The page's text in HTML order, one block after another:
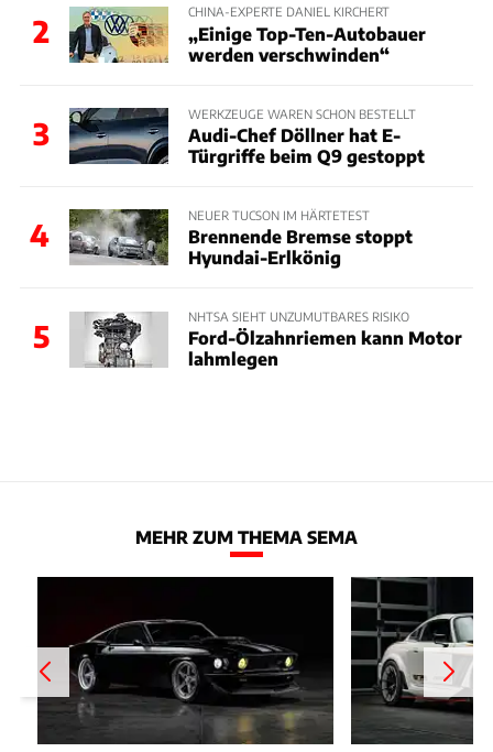
2
CHINA-EXPERTE DANIEL KIRCHERT
„Einige Top-Ten-Autobauer
werden verschwinden“
3
WERKZEUGE WAREN SCHON BESTELLT
Audi-Chef Döllner hat E-
Türgriffe beim Q9 gestoppt
4
NEUER TUCSON IM HÄRTETEST
Brennende Bremse stoppt
Hyundai-Erlkönig
5
NHTSA SIEHT UNZUMUTBARES RISIKO
Ford-Ölzahnriemen kann Motor
lahmlegen
MEHR ZUM THEMA SEMA